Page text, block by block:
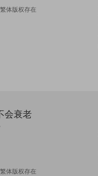
体版权存在
会衰老
体版权存在